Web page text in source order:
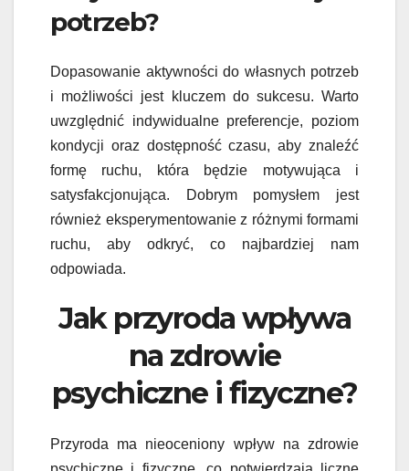
potrzeb?
Dopasowanie aktywności do własnych potrzeb
i możliwości jest kluczem do sukcesu. Warto
uwzględnić indywidualne preferencje, poziom
kondycji oraz dostępność czasu, aby znaleźć
formę ruchu, która będzie motywująca i
satysfakcjonująca. Dobrym pomysłem jest
również eksperymentowanie z różnymi formami
ruchu, aby odkryć, co najbardziej nam
odpowiada.
Jak przyroda wpływa
na zdrowie
psychiczne i fizyczne?
Przyroda ma nieoceniony wpływ na zdrowie